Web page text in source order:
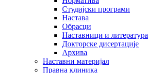
Студијски програми
Настава
Обрасци
Наставници и литература
Докторске дисертације
Архива
Наставни материјал
Правна клиника